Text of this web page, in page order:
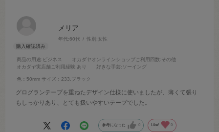
メリア
年代:60代 性別:女性
商品の用途:ビジネス オカダヤオンラインショップご利用回数:その他
オカダヤ実店舗ご利用経験:あり 好きな手芸:ソーイング
色：50mm サイズ：233.ブラック
グログランテープを重ねたデザイン仕様に使いましたが、薄くて張り
もしっかりあり、とても扱いやすいテープでした。
参考になった 0 Like! 0